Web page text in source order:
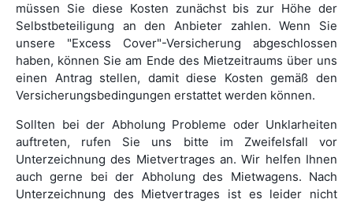
müssen Sie diese Kosten zunächst bis zur Höhe der
Selbstbeteiligung an den Anbieter zahlen. Wenn Sie
unsere "Excess Cover"-Versicherung abgeschlossen
haben, können Sie am Ende des Mietzeitraums über uns
einen Antrag stellen, damit diese Kosten gemäß den
Versicherungsbedingungen erstattet werden können.
Sollten bei der Abholung Probleme oder Unklarheiten
auftreten, rufen Sie uns bitte im Zweifelsfall vor
Unterzeichnung des Mietvertrages an. Wir helfen Ihnen
auch gerne bei der Abholung des Mietwagens. Nach
Unterzeichnung des Mietvertrages ist es leider nicht